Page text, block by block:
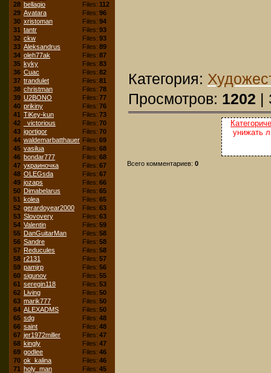
28 bellagio Files: 112
29 Avatara Files: 96
30 xristoman Files: 94
31 tantr Files: 93
32 ckw Files: 93
33 Aleksandrus Files: 89
34 oleh77ak Files: 87
35 kyky Files: 83
36 Cuac Files: 82
37 trandulet Files: 81
38 christman Files: 78
39 U2BONO Files: 77
40 prikiny Files: 76
41 TiKey-kun Files: 73
42
_victorious Files: 70
43 igortigor Files: 70
44 waldemarbatthauer Files: 69
45 vasilua Files: 68
46 bondar777 Files: 68
47 украиночка Files: 67
48 OLEGsda Files: 67
49 jozaps Files: 66
50 Dimabelarus Files: 65
51 kolea Files: 65
52 gerardoyear2000 Files: 63
53 Slovovery Files: 63
54 Valentin Files: 59
55 DanGuitarMan Files: 58
56 Sandre Files: 58
57 Reducules Files: 58
58 r2131 Files: 57
59 pamjrp Files: 56
60 sigunov Files: 55
61 seregin118 Files: 53
62 Living Files: 50
63 marik777 Files: 50
64 ALEXADMS Files: 50
65 sdg Files: 48
66 saint Files: 48
67 jer1972miller Files: 47
68 kingly Files: 47
69 godlee Files: 46
70 ok_kalina Files: 46
71 holy_man Files: 45
Категория:
Просмотров: 1202 |
унижать
Всего комментариев: 0